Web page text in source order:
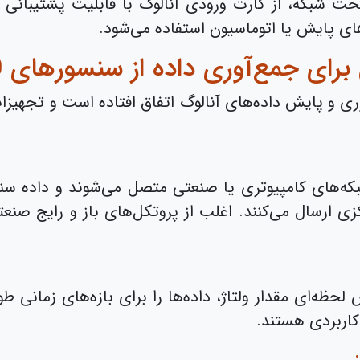
پایش یا اتوماسیون استفاده می‌شود.
داده از سنسورهای 0 تا 10 ولت
پایش داده‌های آنالوگ اتفاق افتاده است و
کامپیوتری یا صنعتی متصل می‌شوند و داده
مقدار ولتاژ، داده‌ها را برای بازه‌های
هستند.